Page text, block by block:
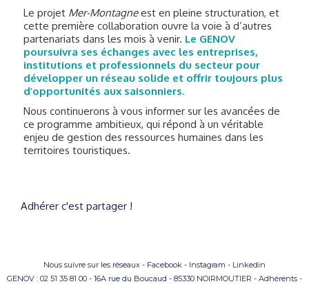
Le projet Mer-Montagneest en pleine structuration, et
cette première collaboration ouvre la voie à d’autres
partenariats dans les mois à venir. Le GENOV
poursuivra ses échanges avec les entreprises,
institutions et professionnels du secteur pour
développer un réseau solide et offrir toujours plus
d’opportunités aux saisonniers.
Nous continuerons à vous informer sur les avancées de
ce programme ambitieux, qui répond à un véritable
enjeu de gestion des ressources humaines dans les
territoires touristiques.
Adhérer c'est partager !
Nous suivre sur les réseaux - Facebook - Instagram - Linkedin
GENOV : 02 51 35 81 00 - 16A rue du Boucaud - 85330 NOIRMOUTIER - Adhérents -